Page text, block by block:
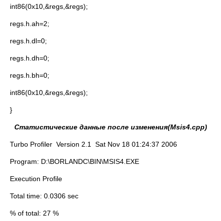
int86(0x10,&regs,&regs);
regs.h.ah=2;
regs.h.dl=0;
regs.h.dh=0;
regs.h.bh=0;
int86(0x10,&regs,&regs);
}
Статистические данные после изменения(Msis4.cpp)
Turbo Profiler Version 2.1 Sat Nov 18 01:24:37 2006
Program: D:\BORLANDC\BIN\MSIS4.EXE
Execution Profile
Total time: 0.0306 sec
% of total: 27 %